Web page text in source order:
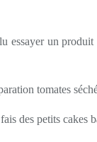
essayer un
tomates
des petits cakes